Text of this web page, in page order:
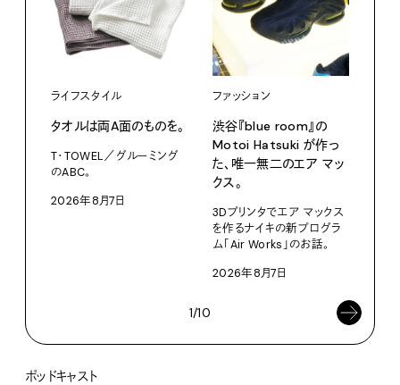
ライフスタイル
タオルは両A面のものを。
T・TOWEL／グルーミング
のABC。
2026年8月7日
ファッション
渋⾕『blue room』の
Motoi Hatsuki が作っ
た、唯⼀無⼆のエア マッ
クス。
3Dプリンタでエア マックス
を作るナイキの新プログラ
ム「Air Works」のお話。
2026年8月7日
1/10
ポッドキャスト